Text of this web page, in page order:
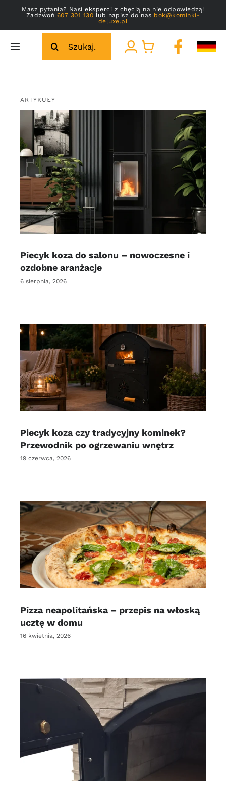
Przejdź
zawartości
Masz pytania? Nasi eksperci z chęcią na nie odpowiedzą!
Zadzwoń 607 301 130 lub napisz do nas bok@kominki-
deluxe.pl
Toggle
Galeria
Kontakt
ARTYKUŁY
Piecyk koza do salonu – nowoczesne i
ozdobne aranżacje
6 sierpnia, 2026
Piecyk koza czy tradycyjny kominek?
Przewodnik po ogrzewaniu wnętrz
19 czerwca, 2026
Pizza neapolitańska – przepis na włoską
ucztę w domu
16 kwietnia, 2026